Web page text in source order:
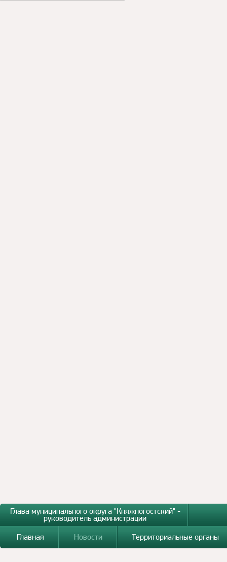
Глава муниципального округа "Княжпогостский" -
руководитель администрации
Главная
Новости Территориальные органы